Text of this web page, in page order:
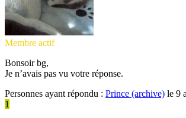
Membre actif
Bonsoir bg,
Je n’avais pas vu votre réponse.
Personnes ayant répondu : Prince (archive) le 9
1